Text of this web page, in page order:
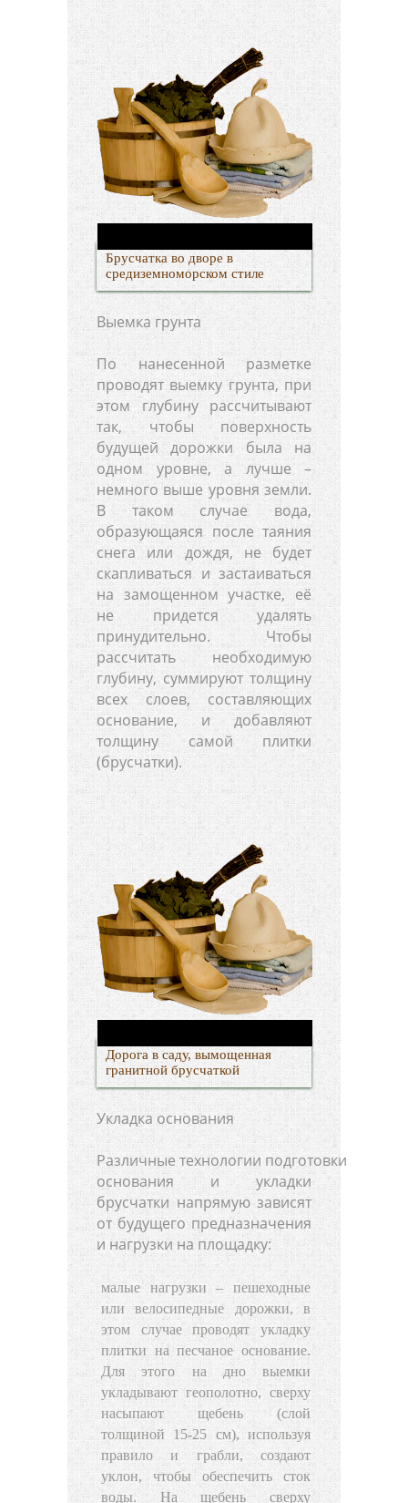
Брусчатка во дворе в
средиземноморском стиле
Выемка грунта
По нанесенной разметке
проводят выемку грунта, при
этом глубину рассчитывают
так, чтобы поверхность
будущей дорожки была на
одном уровне, а лучше –
немного выше уровня земли.
В таком случае вода,
образующаяся после таяния
снега или дождя, не будет
скапливаться и застаиваться
на замощенном участке, её
не придется удалять
принудительно. Чтобы
рассчитать необходимую
глубину, суммируют толщину
всех слоев, составляющих
основание, и добавляют
толщину самой плитки
(брусчатки).
Дорога в саду, вымощенная
гранитной брусчаткой
Укладка основания
Различные технологии подготовки
основания и укладки
брусчатки напрямую зависят
от будущего предназначения
и нагрузки на площадку:
малые нагрузки – пешеходные
или велосипедные дорожки, в
этом случае проводят укладку
плитки на песчаное основание.
Для этого на дно выемки
укладывают геополотно, сверху
насыпают щебень (слой
толщиной 15-25 см), используя
правило и грабли, создают
уклон, чтобы обеспечить сток
воды. На щебень сверху